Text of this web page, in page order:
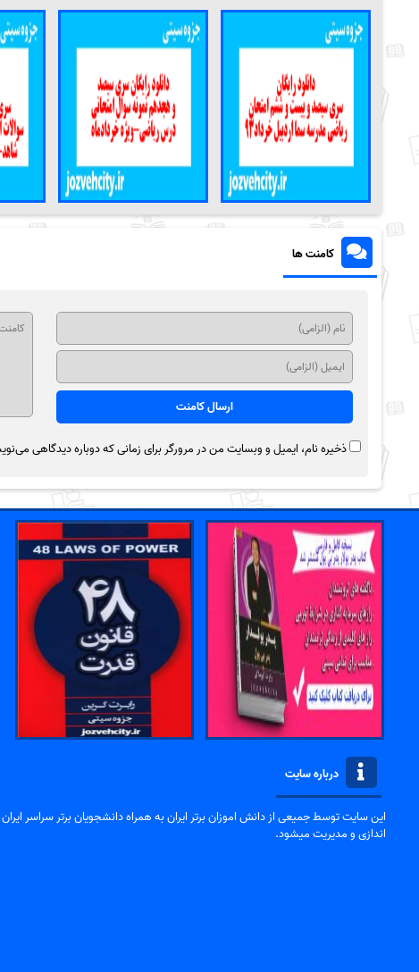
کامنت ها
ذخیره نام، ایمیل و وبسایت من در مرورگر برای زمانی که دوباره دیدگاهی
درباره سایت
این سایت توسط جمیعی از دانش اموزان برتر ایران به همراه دانشجویان برتر سراسر
اندازی و مدیریت میشود.